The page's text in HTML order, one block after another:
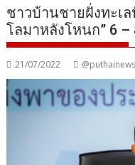
ชาวบ้านชายฝั่งทะเ
โลมาหลังโหนก” 6 –
21/07/2022 @puthainews